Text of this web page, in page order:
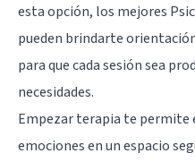
esta opción, los mejores
pueden brindarte
para que cada sesión sea
necesidades.
Empezar terapia te permite
emociones en un espacio